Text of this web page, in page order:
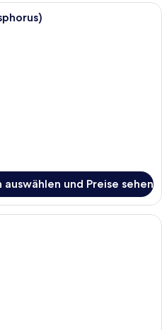
Ein modernes Hotelzimmer mit
auswählen und Preise sehen
46-Zoll-LED-Fernseher mit